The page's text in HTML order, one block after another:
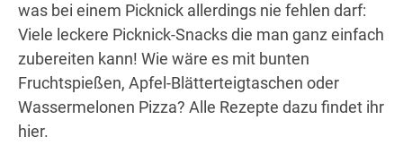
was bei einem Picknick allerdings nie fehlen darf:
Viele leckere Picknick-Snacks die man ganz einfach
zubereiten kann! Wie wäre es mit bunten
Fruchtspießen, Apfel-Blätterteigtaschen oder
Wassermelonen Pizza? Alle Rezepte dazu findet ihr
hier.